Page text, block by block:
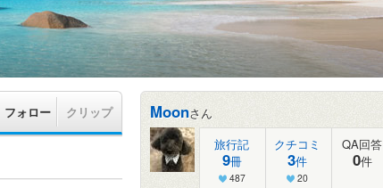
フォロー クリップ Moonさん
旅行記
9冊
487
クチコミ
3件
20
QA回答
0件